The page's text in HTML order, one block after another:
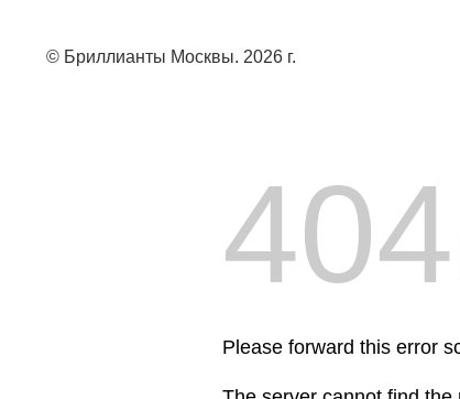
© Бриллианты Москвы. 2026 г.
404
Please forward this error